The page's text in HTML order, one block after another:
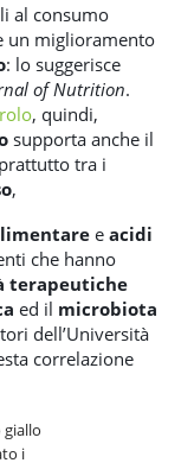
al consumo
un miglioramento
: lo suggerisce
of Nutrition.
, quindi,
supporta anche il
tra i
,
e acidi
che hanno
terapeutiche
ed il microbiota
dell’Università
correlazione
i